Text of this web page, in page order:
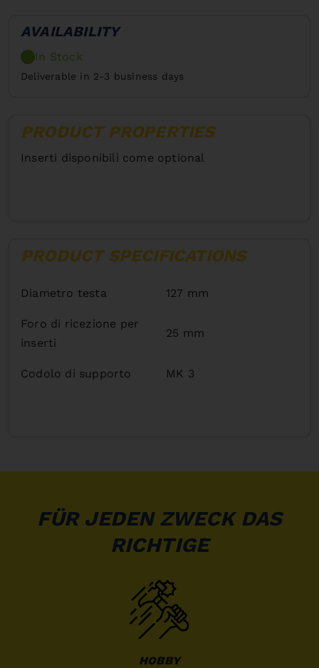
AVAILABILITY
In Stock
Deliverable in 2-3 business days
PRODUCT PROPERTIES
Inserti disponibili come optional
PRODUCT SPECIFICATIONS
Diametro testa 127 mm
Foro di ricezione per
inserti
25 mm
Codolo di supporto MK 3
FÜR JEDEN ZWECK DAS
RICHTIGE
HOBBY